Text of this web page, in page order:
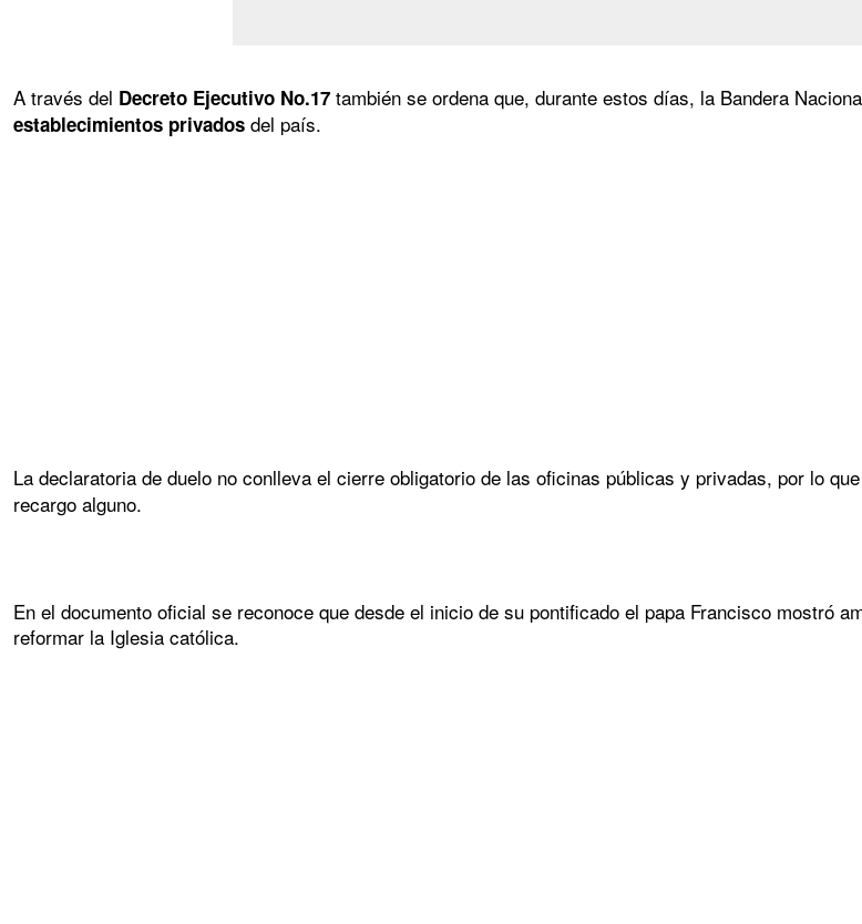
A través del Decreto Ejecutivo No.17 también se ordena que, durante estos días, la Bandera
establecimientos privados del país.
La declaratoria de duelo no conlleva el cierre obligatorio de las oficinas públicas y privadas, por lo
recargo alguno.
En el documento oficial se reconoce que desde el inicio de su pontificado el papa Francisco mostró
reformar la Iglesia católica.